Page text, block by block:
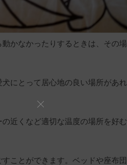
かなかったりするときは、その場
にとって居心地の良い場所があれ
近くなど適切な温度の場所を好む
ことができます。ベッドや座布団